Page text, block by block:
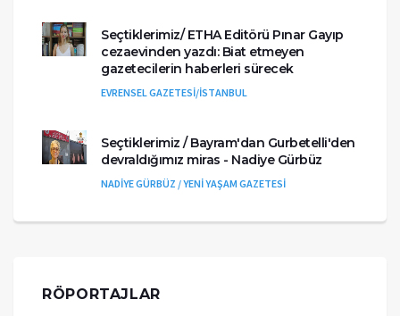
Seçtiklerimiz/ ETHA Editörü Pınar Gayıp
cezaevinden yazdı: Biat etmeyen
gazetecilerin haberleri sürecek
EVRENSEL GAZETESİ/İSTANBUL
Seçtiklerimiz / Bayram'dan Gurbetelli'den
devraldığımız miras - Nadiye Gürbüz
NADİYE GÜRBÜZ / YENİ YAŞAM GAZETESİ
RÖPORTAJLAR